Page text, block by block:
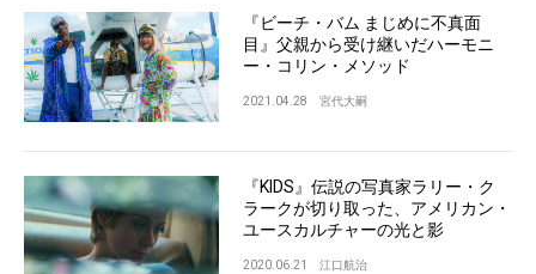
『ビーチ・バム まじめに不真面
目』父親から受け継いだハーモニ
ー・コリン・メソッド
2021.04.28 宮代大嗣
『KIDS』伝説の写真家ラリー・ク
ラークが切り取った、アメリカン・
ユースカルチャーの光と影
2020.06.21 江口航治